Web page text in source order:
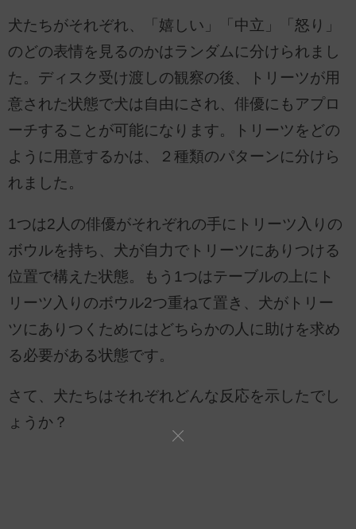
犬たちがそれぞれ、「嬉しい」「中立」「怒り」
のどの表情を見るのかはランダムに分けられまし
た。ディスク受け渡しの観察の後、トリーツが用
意された状態で犬は自由にされ、俳優にもアプロ
ーチすることが可能になります。トリーツをどの
ように用意するかは、２種類のパターンに分けら
れました。
1つは2人の俳優がそれぞれの手にトリーツ入りの
ボウルを持ち、犬が自力でトリーツにありつける
位置で構えた状態。もう1つはテーブルの上にト
リーツ入りのボウル2つ重ねて置き、犬がトリー
ツにありつくためにはどちらかの人に助けを求め
る必要がある状態です。
さて、犬たちはそれぞれどんな反応を示したでし
ょうか？